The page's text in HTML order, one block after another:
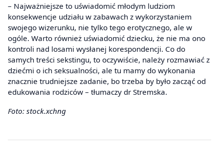
– Najważniejsze to uświadomić młodym ludziom
konsekwencje udziału w zabawach z wykorzystaniem
swojego wizerunku, nie tylko tego erotycznego, ale w
ogóle. Warto również uświadomić dziecku, że nie ma ono
kontroli nad losami wysłanej korespondencji. Co do
samych treści sekstingu, to oczywiście, należy rozmawiać z
dziećmi o ich seksualności, ale tu mamy do wykonania
znacznie trudniejsze zadanie, bo trzeba by było zacząć od
edukowania rodziców – tłumaczy dr Stremska.
Foto: stock.xchng